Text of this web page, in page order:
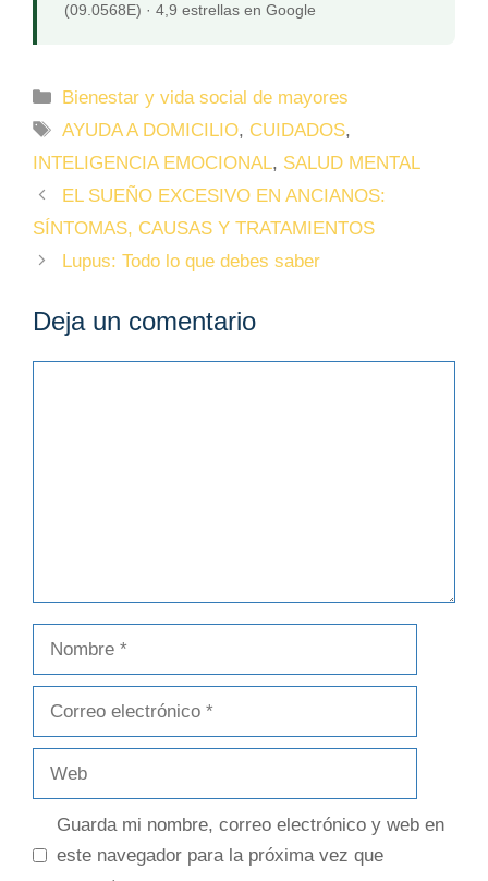
(09.0568E) · 4,9 estrellas en Google
Bienestar y vida social de mayores
AYUDA A DOMICILIO, CUIDADOS,
INTELIGENCIA EMOCIONAL, SALUD MENTAL
EL SUEÑO EXCESIVO EN ANCIANOS:
SÍNTOMAS, CAUSAS Y TRATAMIENTOS
Lupus: Todo lo que debes saber
Deja un comentario
Guarda mi nombre, correo electrónico y web en
este navegador para la próxima vez que